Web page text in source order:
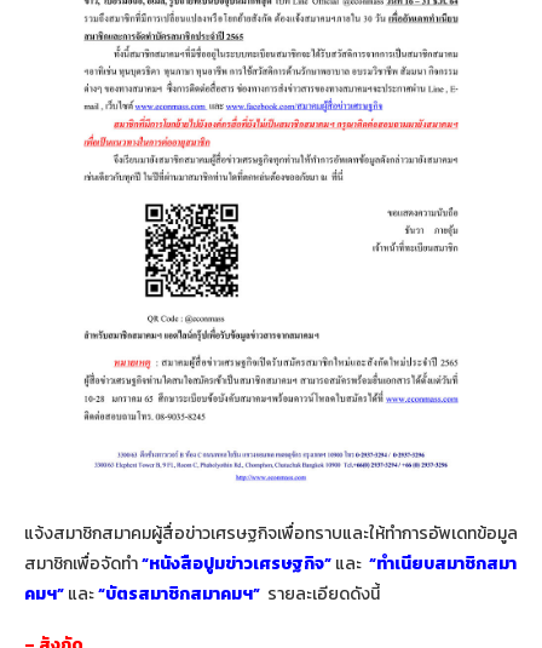
แจ้งสมาชิกสมาคมผู้สื่อข่าวเศรษฐกิจเพื่อทราบและให้ทำการอัพเดทข้อมูล
สมาชิกเพื่อจัดทำ“หนังสือปูมข่าวเศรษฐกิจ”และ “ทำเนียบสมาชิกสมา
คมฯ”และ“บัตรสมาชิกสมาคมฯ” รายละเอียดดังนี้